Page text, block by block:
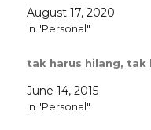
August 17, 2020
In "Personal"
tak harus hilang, tak
June 14, 2015
In "Personal"